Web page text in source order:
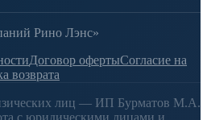
Рино Лэнс»
Договор офертыСогласие на
возврата
лиц — ИП Бурматов М.А.